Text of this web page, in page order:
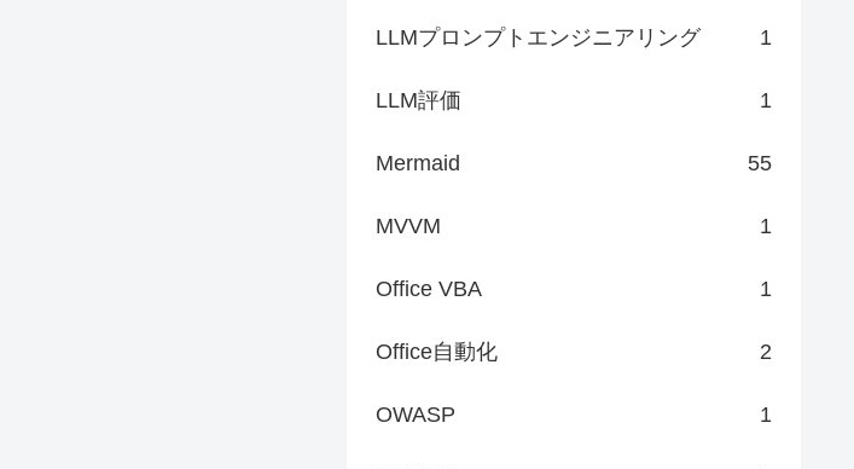
LLMプロンプトエンジニアリング 1
LLM評価 1
Mermaid 55
MVVM 1
Office VBA 1
Office自動化 2
OWASP 1